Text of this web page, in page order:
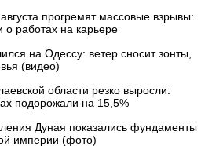
прогремят массовые взрывы:
о работах на карьере
на Одессу: ветер сносит зонты,
(видео)
области резко выросли:
подорожали на 15,5%
Дуная показались фундаменты
империи (фото)